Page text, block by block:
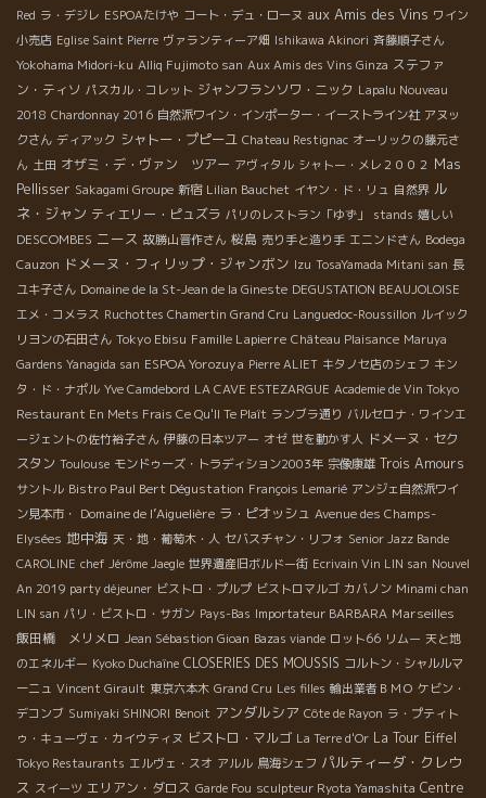
Red ラ・デジレ ESPOAたけや コート・デュ・ローヌ aux Amis des Vins ワイン
小売店 Eglise Saint Pierre ヴァランティーア畑 Ishikawa Akinori 斉藤順子さん
Yokohama Midori-ku Alliq Fujimoto san Aux Amis des Vins Ginza ステファ
ン・ティソ パスカル・コレット ジャンフランソワ・ニック Lapalu Nouveau
2018 Chardonnay 2016 自然派ワイン・インポーター・イーストライン社 アヌッ
クさん ディアック シャトー・プピーユ Chateau Restignac オーリックの藤元さ
ん 土田 オザミ・デ・ヴァン ツアー アヴィタル シャトー・メレ２００２ Mas
Pellisser Sakagami Groupe 新宿 Lilian Bauchet イヤン・ド・リュ 自然界 ル
ネ・ジャン ティエリー・ピュズラ パリのレストラン「ゆず」 stands 嬉しい
DESCOMBES ニース 故勝山晋作さん 桜島 売り手と造り手 エニンドさん Bodega
Cauzon ドメーヌ・フィリップ・ジャンボン Izu TosaYamada Mitani san 長
ユキ子さん Domaine de la St-Jean de la Gineste DEGUSTATION BEAUJOLOISE
エメ・コメラス Ruchottes Chamertin Grand Cru Languedoc-Roussillon ルイック
リヨンの石田さん Tokyo Ebisu Famille Lapierre Château Plaisance Maruya
Gardens Yanagida san ESPOA Yorozuya Pierre ALIET キタノセ店のシェフ キン
タ・ド・ナポル Yve Camdebord LA CAVE ESTEZARGUE Academie de Vin Tokyo
Restaurant En Mets Frais Ce Qu'Il Te Plaît ランブラ通り バルセロナ・ワインエ
ージェントの佐竹裕子さん 伊藤の日本ツアー オゼ 世を動かす人 ドメーヌ・セク
スタン Toulouse モンドゥーズ・トラディション2003年 宗像康雄 Trois Amours
サントル Bistro Paul Bert Dégustation François Lemarié アンジェ自然派ワイ
ン見本市・ Domaine de l’Aiguelière ラ・ピオッシュ Avenue des Champs-
Elysées 地中海 天・地・葡萄木・人 セバスチャン・リフォ Senior Jazz Bande
CAROLINE chef Jérôme Jaegle 世界遺産旧ボルドー街 Ecrivain Vin LIN san Nouvel
An 2019 party déjeuner ビストロ・プルプ ビストロマルゴ カバノン Minami chan
LIN san パリ・ビストロ・サガン Pays-Bas Importateur BARBARA Marseilles
飯田橋 メリメロ Jean Sébastion Gioan Bazas viande ロット66 リムー 天と地
のエネルギー Kyoko Duchaîne CLOSERIES DES MOUSSIS コルトン・シャルルマ
ーニュ Vincent Girault 東京六本木 Grand Cru Les filles 輸出業者ＢＭＯ ケビン・
デコンブ Sumiyaki SHINORI Benoit アンダルシア Côte de Rayon ラ・プティト
ゥ・キューヴェ・カイウティヌ ビストロ・マルゴ La Terre d'Or La Tour Eiffel
Tokyo Restaurants エルヴェ・スオ アルル 鳥海シェフ パルティーダ・クレウ
ス スイーツ エリアン・ダロス Garde Fou sculpteur Ryota Yamashita Centre